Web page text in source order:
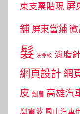
東支票貼現 屏
舖 屏東當鋪 微
髮 法令紋 消脂針
網頁設計 網
皮 飄眉 高雄汽
凰電波 鳳山汽車